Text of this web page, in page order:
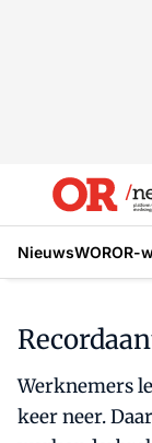
NieuwsWOROR-
Werknemers
keer neer.